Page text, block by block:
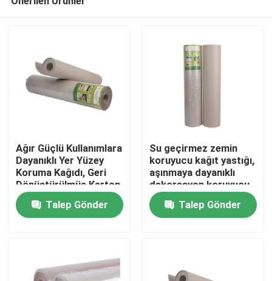
Ev
Ürün:% s
Fabrika turu
Ağır Güçlü Kullanımlara
Dayanıklı Yer Yüzey
Koruma Kağıdı, Geri
Dönüştürülmüş Karton
Talep Gönder
Su geçirmez zemin
koruyucu kağıt yastığı,
aşınmaya dayanıklı
dekorasyon koruyucu
kağıt
Talep Gönder